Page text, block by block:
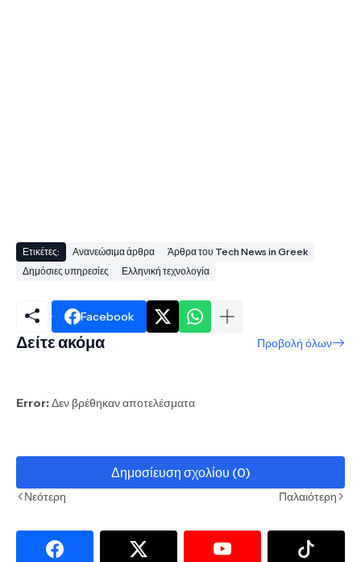
Ετικέτες: Ανανεώσιμα άρθρα
Άρθρα του Tech News in Greek
Δημόσιες υπηρεσίες
Ελληνική τεχνολογία
Facebook
Δείτε ακόμα Προβολή όλων
Error:Δεν βρέθηκαν αποτελέσματα
Δημοσίευση σχολίου (0)
Νεότερη Παλαιότερη